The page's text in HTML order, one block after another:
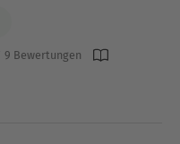
9 Bewertungen